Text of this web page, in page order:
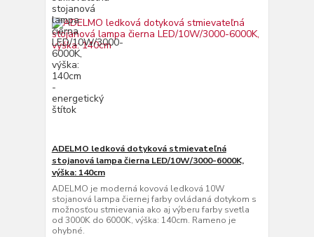
ADELMO ledková dotyková stmievateľná
stojanová lampa čierna LED/10W/3000-6000K,
výška: 140cm
ADELMO je moderná kovová ledková 10W
stojanová lampa čiernej farby ovládaná dotykom s
možnosťou stmievania ako aj výberu farby svetla
od 3000K do 6000K, výška: 140cm. Rameno je
ohybné.